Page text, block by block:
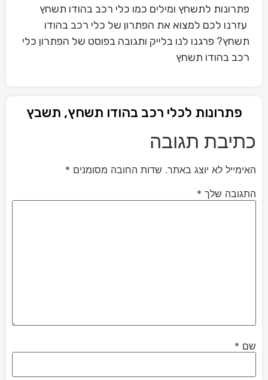
פתרונות לתשחץ ומילים כמו כלי רכב בהודו תשחץ
עזרנו לכם למצוא את הפתרון של כלי רכב בהודו
תשחץ? פרגנו לנו בלייק ותגובה בפוסט של הפתרון כלי
רכב בהודו תשחץ
פתרונות לכלי רכב בהודו תשחץ, תשבץ
כתיבת תגובה
האימייל לא יוצג באתר. שדות החובה מסומנים *
התגובה שלך *
שם *